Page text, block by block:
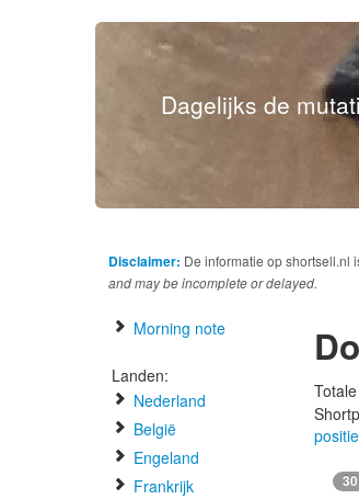
Dagelijks de
Disclaimer: De informatie op shortsell.nl
and may be incomplete or delayed.
Morning note
Landen:
Nederland
België
Engeland
Frankrijk